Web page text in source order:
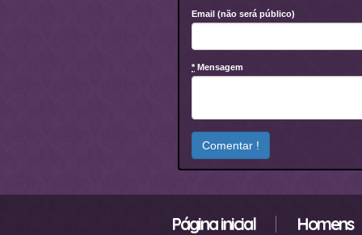
Email (não será público)
* Mensagem
Página inicial Homens